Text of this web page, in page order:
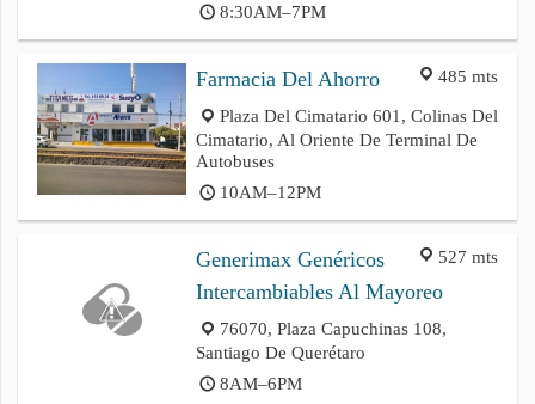
8:30AM–7PM
485 mts
Farmacia Del Ahorro
Plaza Del Cimatario 601, Colinas Del
Cimatario, Al Oriente De Terminal De
Autobuses
10AM–12PM
527 mts
Generimax Genéricos
Intercambiables Al Mayoreo
76070, Plaza Capuchinas 108,
Santiago De Querétaro
8AM–6PM